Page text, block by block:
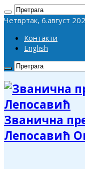
Четвртак, 6.август
Контакти
English
Званична
Лепосавић